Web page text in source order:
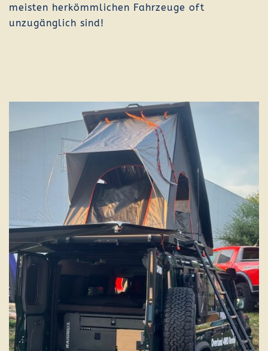
meisten herkömmlichen Fahrzeuge oft
unzugänglich sind!